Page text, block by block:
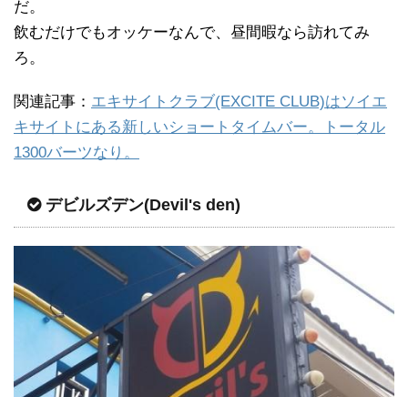
だ。
飲むだけでもオッケーなんで、昼間暇なら訪れてみ
ろ。
関連記事： エキサイトクラブ(EXCITE CLUB)はソイエ
キサイトにある新しいショートタイムバー。トータル
1300バーツなり。
デビルズデン(Devil's den)